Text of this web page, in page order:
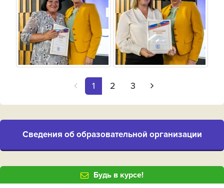
1 2 3
Cведения об образовательной организации
Будь в курсе!